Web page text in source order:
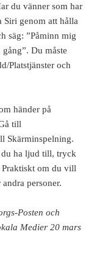
du vänner som har
Siri genom att hålla
säg: ”Påminn mig
Du måste
Platstjänster och
händer på
till
Skärminspelning.
du ha ljud till, tryck
om du vill
personer.
Posten och
Medier 20 mars